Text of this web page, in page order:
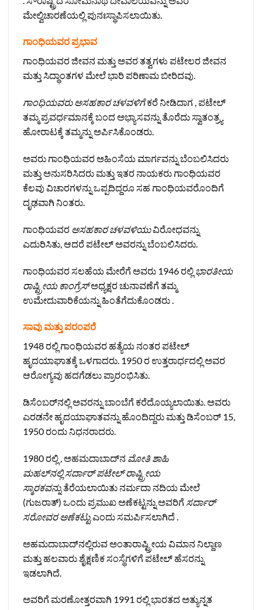
ಮೇಲ್ವಿಚಾರಣೆಯಲ್ಲಿ ಪುನಃಸ್ಥಾಪಿಸಲಾಯಿತು.
ಗಾಂಧಿಯವರ ಪ್ರಭಾವ
ಗಾಂಧಿಯವರ ಜೀವನ ಮತ್ತು ಅವರ ತತ್ವಗಳು ಪಟೇಲರ ಜೀವನ
ಮತ್ತು ಸಿದ್ಧಾಂತಗಳ ಮೇಲೆ ಭಾರಿ ಪರಿಣಾಮ ಬೀರಿದವು.
ಗಾಂಧಿಯವರು ಅಸಹಕಾರ ಚಳವಳಿಗೆಕರೆ ನೀಡಿದಾಗ , ಪಟೇಲ್
ತಮ್ಮ ಪ್ರವರ್ಧಮಾನಕ್ಕೆ ಬಂದ ಅಭ್ಯಾಸವನ್ನು ತೊರೆದು ಸ್ವಾತಂತ್ರ್ಯ
ಹೋರಾಟಕ್ಕೆ ತಮ್ಮನ್ನು ಅರ್ಪಿಸಿಕೊಂಡರು.
ಅವರು ಗಾಂಧಿಯವರ ಅಹಿಂಸೆಯ ಮಾರ್ಗವನ್ನು ಬೆಂಬಲಿಸಿದರು
ಮತ್ತು ಅನುಸರಿಸಿದರು ಮತ್ತು ಇತರ ನಾಯಕರು ಗಾಂಧಿಯವರ
ಕೆಲವು ವಿಚಾರಗಳನ್ನು ಒಪ್ಪದಿದ್ದರೂ ಸಹ ಗಾಂಧಿಯವರೊಂದಿಗೆ
ದೃಢವಾಗಿ ನಿಂತರು.
ಗಾಂಧಿಯವರ ಅಸಹಕಾರ ಚಳವಳಿಯುವಿರೋಧವನ್ನು
ಎದುರಿಸಿತು, ಆದರೆ ಪಟೇಲ್ ಅವರನ್ನು ಬೆಂಬಲಿಸಿದರು.
ಗಾಂಧಿಯವರ ಸಲಹೆಯ ಮೇರೆಗೆ ಅವರು 1946 ರಲ್ಲಿ ಭಾರತೀಯ
ರಾಷ್ಟ್ರೀಯ ಕಾಂಗ್ರೆಸ್ಅಧ್ಯಕ್ಷರ ಚುನಾವಣೆಗೆ ತಮ್ಮ
ಉಮೇದುವಾರಿಕೆಯನ್ನು ಹಿಂತೆಗೆದುಕೊಂಡರು .
ಸಾವು ಮತ್ತು ಪರಂಪರೆ
1948 ರಲ್ಲಿ ಗಾಂಧಿಯವರ ಹತ್ಯೆಯ ನಂತರ ಪಟೇಲ್
ಹೃದಯಾಘಾತಕ್ಕೆ ಒಳಗಾದರು. 1950 ರ ಉತ್ತರಾರ್ಧದಲ್ಲಿ ಅವರ
ಆರೋಗ್ಯವು ಹದಗೆಡಲು ಪ್ರಾರಂಭಿಸಿತು.
ಡಿಸೆಂಬರ್‌ನಲ್ಲಿ ಅವರನ್ನು ಬಾಂಬೆಗೆ ಕರೆದೊಯ್ಯಲಾಯಿತು. ಅವರು
ಎರಡನೇ ಹೃದಯಾಘಾತವನ್ನು ಹೊಂದಿದ್ದರು ಮತ್ತು ಡಿಸೆಂಬರ್ 15,
1950 ರಂದು ನಿಧನರಾದರು.
1980 ರಲ್ಲಿ ,ಅಹಮದಾಬಾದ್‌ನ ಮೋತಿ ಶಾಹಿ
ಮಹಲ್‌ನಲ್ಲಿ ಸರ್ದಾರ್ ಪಟೇಲ್ ರಾಷ್ಟ್ರೀಯ
ಸ್ಮಾರಕವನ್ನುತೆರೆಯಲಾಯಿತು ನರ್ಮದಾ ನದಿಯ ಮೇಲೆ
(ಗುಜರಾತ್) ಒಂದು ಪ್ರಮುಖ ಅಣೆಕಟ್ಟನ್ನು ಅವರಿಗೆ ಸರ್ದಾರ್
ಸರೋವರ ಅಣೆಕಟ್ಟುಎಂದು ಸಮರ್ಪಿಸಲಾಗಿದೆ .
ಅಹಮದಾಬಾದ್‌ನಲ್ಲಿರುವ ಅಂತಾರಾಷ್ಟ್ರೀಯ ವಿಮಾನ ನಿಲ್ದಾಣ
ಮತ್ತು ಹಲವಾರು ಶೈಕ್ಷಣಿಕ ಸಂಸ್ಥೆಗಳಿಗೆ ಪಟೇಲ್ ಹೆಸರನ್ನು
ಇಡಲಾಗಿದೆ.
ಅವರಿಗೆ ಮರಣೋತ್ತರವಾಗಿ 1991 ರಲ್ಲಿ ಭಾರತದ ಅತ್ಯುನ್ನತ